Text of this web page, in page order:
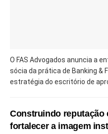
O FAS Advogados anuncia a
sócia da prática de Banking &
estratégia do escritório de
Construindo reputação
fortalecer a imagem